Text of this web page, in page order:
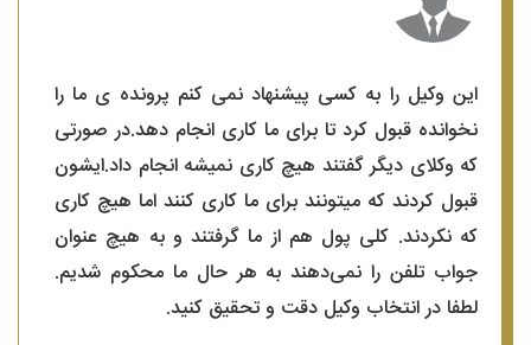
این وکیل را به کسی پیشنهاد نمی کنم پرونده ی ما را
نخوانده قبول کرد تا برای ما کاری انجام دهد.در صورتی
که وکلای دیگر گفتند هیچ کاری نمیشه انجام داد.ایشون
قبول کردند که میتونند برای ما کاری کنند اما هیچ کاری
که نکردند. کلی پول هم از ما گرفتند و به هیچ عنوان
جواب تلفن را نمی‌دهند به هر حال ما محکوم شدیم.
لطفا در انتخاب وکیل دقت و تحقیق کنید.